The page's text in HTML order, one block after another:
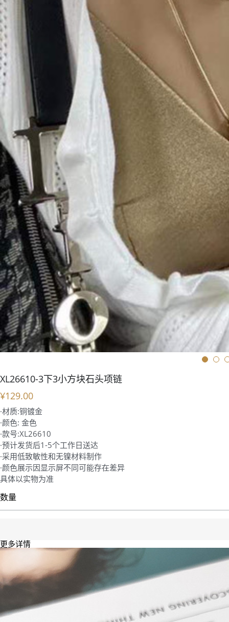
XL26610-3下3小方块石头项链
¥129.00
·材质:铜镀金
·颜色: 金色
·款号:XL26610
·预计发货后1-5个工作日送达
·采用低致敏性和无镍材料制作
·颜色展示因显示屏不同可能存在差异
具体以实物为准
数量
更多详情